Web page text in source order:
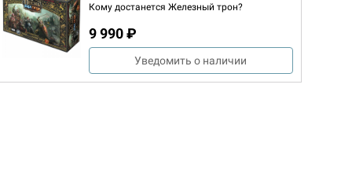
Кому достанется Железный трон?
9 990 ₽
Уведомить о наличии